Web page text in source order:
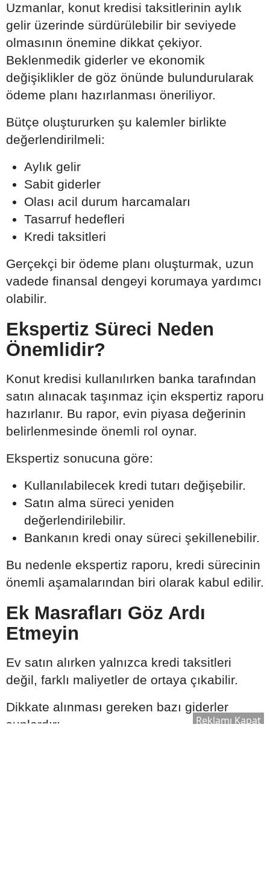
Uzmanlar, konut kredisi taksitlerinin aylık
gelir üzerinde sürdürülebilir bir seviyede
olmasının önemine dikkat çekiyor.
Beklenmedik giderler ve ekonomik
değişiklikler de göz önünde bulundurularak
ödeme planı hazırlanması öneriliyor.
Bütçe oluştururken şu kalemler birlikte
değerlendirilmeli:
Aylık gelir
Sabit giderler
Olası acil durum harcamaları
Tasarruf hedefleri
Kredi taksitleri
Gerçekçi bir ödeme planı oluşturmak, uzun
vadede finansal dengeyi korumaya yardımcı
olabilir.
Ekspertiz Süreci Neden
Önemlidir?
Konut kredisi kullanılırken banka tarafından
satın alınacak taşınmaz için ekspertiz raporu
hazırlanır. Bu rapor, evin piyasa değerinin
belirlenmesinde önemli rol oynar.
Ekspertiz sonucuna göre:
Kullanılabilecek kredi tutarı değişebilir.
Satın alma süreci yeniden
değerlendirilebilir.
Bankanın kredi onay süreci şekillenebilir.
Bu nedenle ekspertiz raporu, kredi sürecinin
önemli aşamalarından biri olarak kabul edilir.
Ek Masrafları Göz Ardı
Etmeyin
Ev satın alırken yalnızca kredi taksitleri
değil, farklı maliyetler de ortaya çıkabilir.
Dikkate alınması gereken bazı giderler
şunlardır:
Reklamı Kapat